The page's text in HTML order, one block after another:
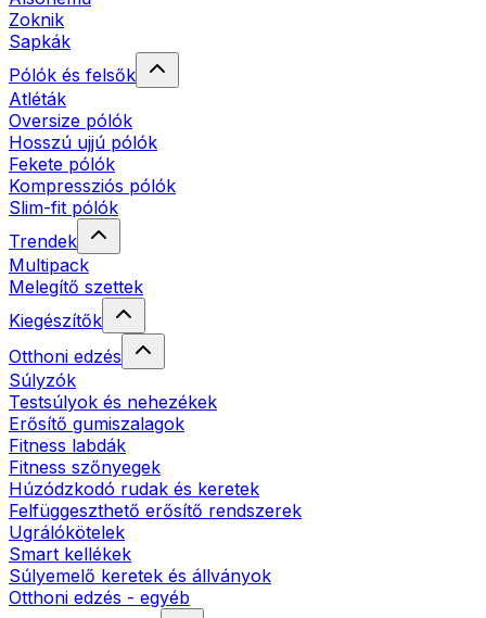
Zoknik
Sapkák
Pólók és felsők
Atléták
Oversize pólók
Hosszú ujjú pólók
Fekete pólók
Kompressziós pólók
Slim-fit pólók
Trendek
Multipack
Melegítő szettek
Kiegészítők
Otthoni edzés
Súlyzók
Testsúlyok és nehezékek
Erősítő gumiszalagok
Fitness labdák
Fitness szőnyegek
Húzódzkodó rudak és keretek
Felfüggeszthető erősítő rendszerek
Ugrálókötelek
Smart kellékek
Súlyemelő keretek és állványok
Otthoni edzés - egyéb